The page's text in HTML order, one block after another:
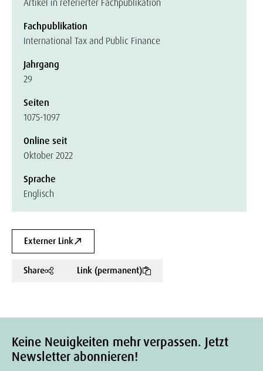
Artikel in referierter Fachpublikation
Fachpublikation
International Tax and Public Finance
Jahrgang
29
Seiten
1075-1097
Online seit
Oktober 2022
Sprache
Englisch
Externer Link
Share Link (permanent)
Keine Neuigkeiten mehr verpassen. Jetzt
Newsletter abonnieren!